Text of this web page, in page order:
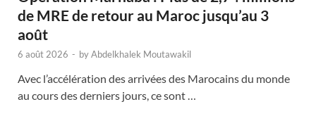
de MRE de retour au Maroc jusqu’au 3
août
6 août 2026 - byAbdelkhalek Moutawakil
Avec l’accélération des arrivées des Marocains du monde
au cours des derniers jours, ce sont …